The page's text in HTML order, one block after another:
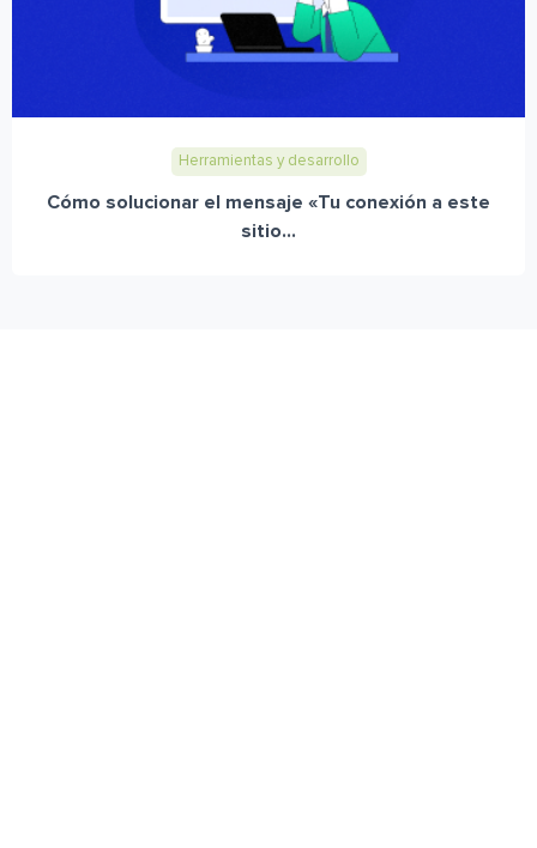
Herramientas y desarrollo
Cómo solucionar el mensaje «Tu conexión a este
sitio...